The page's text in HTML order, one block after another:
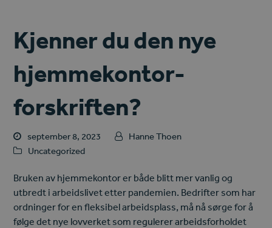
Kjenner du den nye
hjemmekontor-
forskriften?
september 8, 2023
Hanne Thoen
Uncategorized
Bruken av hjemmekontor er både blitt mer vanlig og
utbredt i arbeidslivet etter pandemien. Bedrifter som har
ordninger for en fleksibel arbeidsplass, må nå sørge for å
følge det nye lovverket som regulerer arbeidsforholdet